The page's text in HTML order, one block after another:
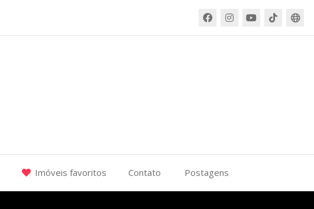
Imóveis favoritos Contato Postagens